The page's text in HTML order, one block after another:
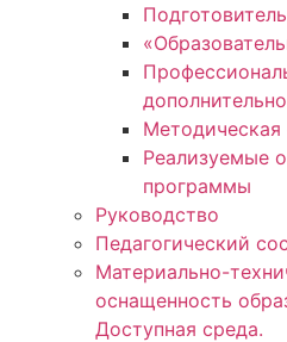
Методическая
Реализуемые
программы
Руководство
Педагогический
Материально-
оснащенность
Доступная среда.